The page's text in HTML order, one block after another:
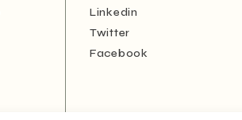
Linkedin
Twitter
Facebook